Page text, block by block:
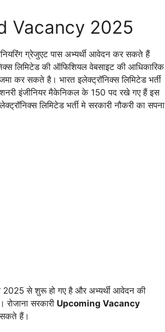
Vacancy 2025
ग्रेजुएट पास अभ्यर्थी आवेदन कर सकते हैं
लिमिटेड की ऑफिशियल वेबसाइट की आधिकारिक
कर सकते है। भारत इलेक्ट्रॉनिक्स लिमिटेड भर्ती
इंजीनियर मैकेनिकल के 150 पद रखे गए हैं इस
लिमिटेड भर्ती मे सरकारी नौकरी का सपना
2025 से शुरू हो गए है और अभ्यर्थी आवेदन की
सरकारी Upcoming Vacancy
हैं।